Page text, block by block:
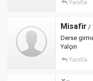
Yanıtla
Misafir /
Derse
Yalçın
Yanıtla